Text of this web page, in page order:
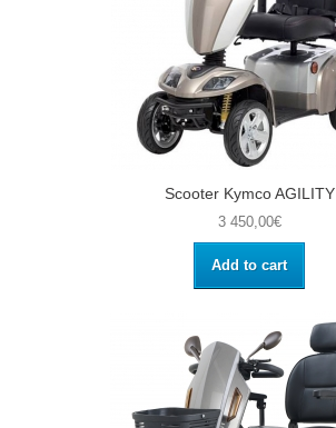
Scooter Kymco AGILITY
3 450,00€
Add to cart